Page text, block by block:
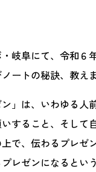
岐阜にて、令和６
ートの秘訣、教え
」は、いわゆる人
すること、そして
上で、伝わるプレ
レゼンになるとい